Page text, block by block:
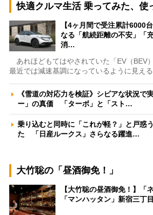
快適クルマ生活 乗ってみた、使
【4ヶ月間で受注累計6000
なる「航続距離の不安」「
消…
あれほどもてはやされていた「EV（BEV
最近では減速基調になっているように見え
《雪道の対応力を検証》シビアな状況で
ー」の真価 「ターボ」と「スト…
乗り込むと同時に「これが軽？」と戸惑
た 「日産ルークス」さらなる躍進…
大竹聡の「昼酒御免！」
【大竹聡の昼酒御免！】「
「マンハッタン」新宿三丁